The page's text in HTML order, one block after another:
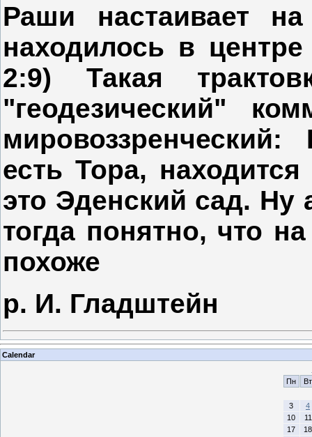
Раши настаивает
находилось в
2:9) Такая
"геодезический"
есть Тора,
это Эденский сад. Ну
тогда понятно, что
похоже
р. И. Гладштейн
Calendar
Пн
Вт
3
4
10
11
17
18